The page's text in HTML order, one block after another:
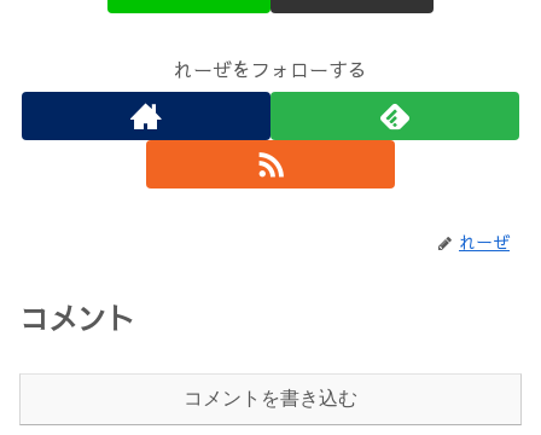
れーぜをフォローする
れーぜ
コメント
コメントを書き込む